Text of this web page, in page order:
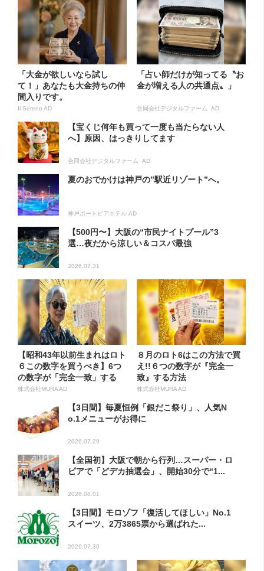
「大金が欲しいなら試し
て！」あなたも大金持ちの仲
間入りです。
Il Sereno AD
「占い師だけが知ってる〝お
金が増える人の共通点〟」
合同会社デジタルファーム AD
【宝くじ何年も買って一度も当たらない人
へ】原因、はっきりしてます
合同会社デジタルファーム AD
夏のおでかけは神戸の”駅近リゾート”へ。
神戸ポートピアホテル AD
【500円〜】大阪の“市民ナイトプール”3
選…夜だから涼しい＆コスパ最強
2026.07.31
【昭和43年以前生まれはロト
６この数字を買うべき】6つ
の数字が「完全一致」する
方...
株式会社MURA AD
８月のロト6はこの方法で買
え!!６つの数字が『完全一
致』する方法
株式会社MURA AD
【3日間】毎夏恒例「銀だこ祭り」、人気N
o.1メニューがお得に
2026.07.29
【全国初】大阪で朝から行列…スーパー・ロ
ピアで「どデカ抽選会」、開始30分で“1...
2026.08.01
【3日間】モロゾフ「復活してほしい」No.1
スイーツ、2万3865票から選ばれた...
2026.07.30